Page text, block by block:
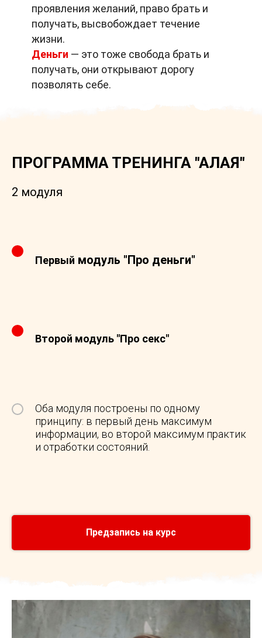
проявления желаний, право брать и
получать, высвобождает течение
жизни.
Деньги — это тоже свобода брать и
получать, они открывают дорогу
позволять себе.
ПРОГРАММА ТРЕНИНГА "АЛАЯ"
2 модуля
Первый модуль "Про деньги"
Второй модуль "Про секс"
Оба модуля построены по одному
принципу: в первый день максимум
информации, во второй максимум практик
и отработки состояний.
Предзапись на курс